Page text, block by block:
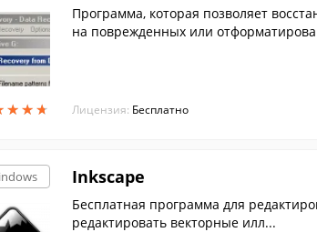
★★★
★★★
Программа, которая позволяет
на поврежденных или
Лицензия: Бесплатно
Inkscape
Бесплатная программа для
редактировать векторные илл...